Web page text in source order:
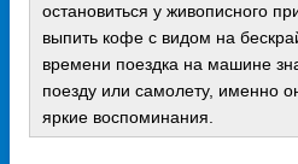
остановиться у живописного
выпить кофе с видом на
времени поездка на машине
поезду или самолету, именно
яркие воспоминания.